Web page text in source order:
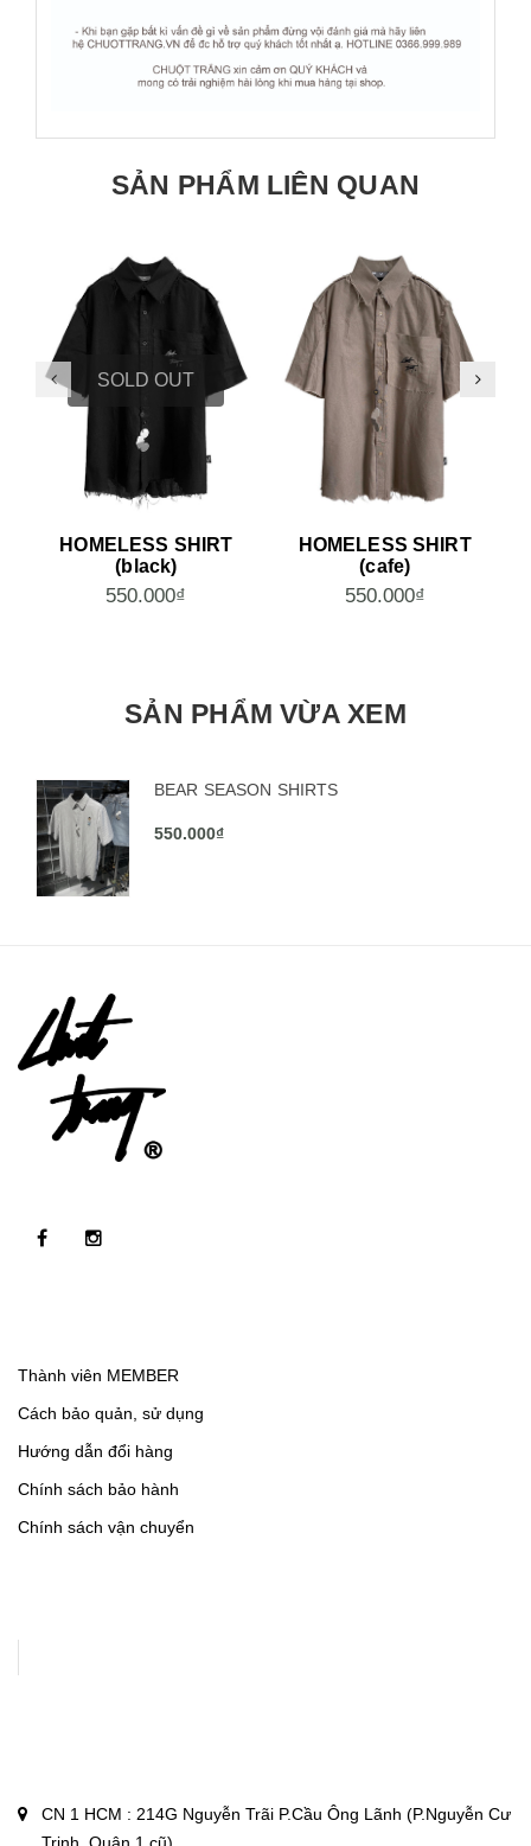
SẢN PHẨM LIÊN QUAN
SOLD OUT
HOMELESS SHIRT
(black)
550.000₫
HOMELESS SHIRT
(cafe)
550.000₫
SẢN PHẨM VỪA XEM
BEAR SEASON SHIRTS
550.000₫
Thành viên MEMBER
Cách bảo quản, sử dụng
Hướng dẫn đổi hàng
Chính sách bảo hành
Chính sách vận chuyển
CN 1 HCM : 214G Nguyễn Trãi P.Cầu Ông Lãnh (P.Nguyễn Cư
Trinh, Quận 1 cũ)